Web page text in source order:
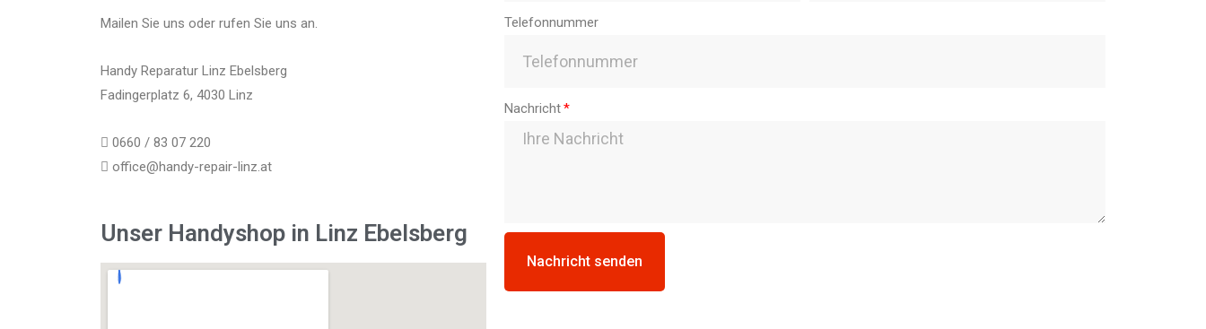
Mailen Sie uns oder rufen Sie uns an.
Handy Reparatur Linz Ebelsberg
Fadingerplatz 6, 4030 Linz
0660 / 83 07 220
office@handy-repair-linz.at
Unser Handyshop in Linz Ebelsberg
Telefonnummer
Nachricht
Nachricht senden